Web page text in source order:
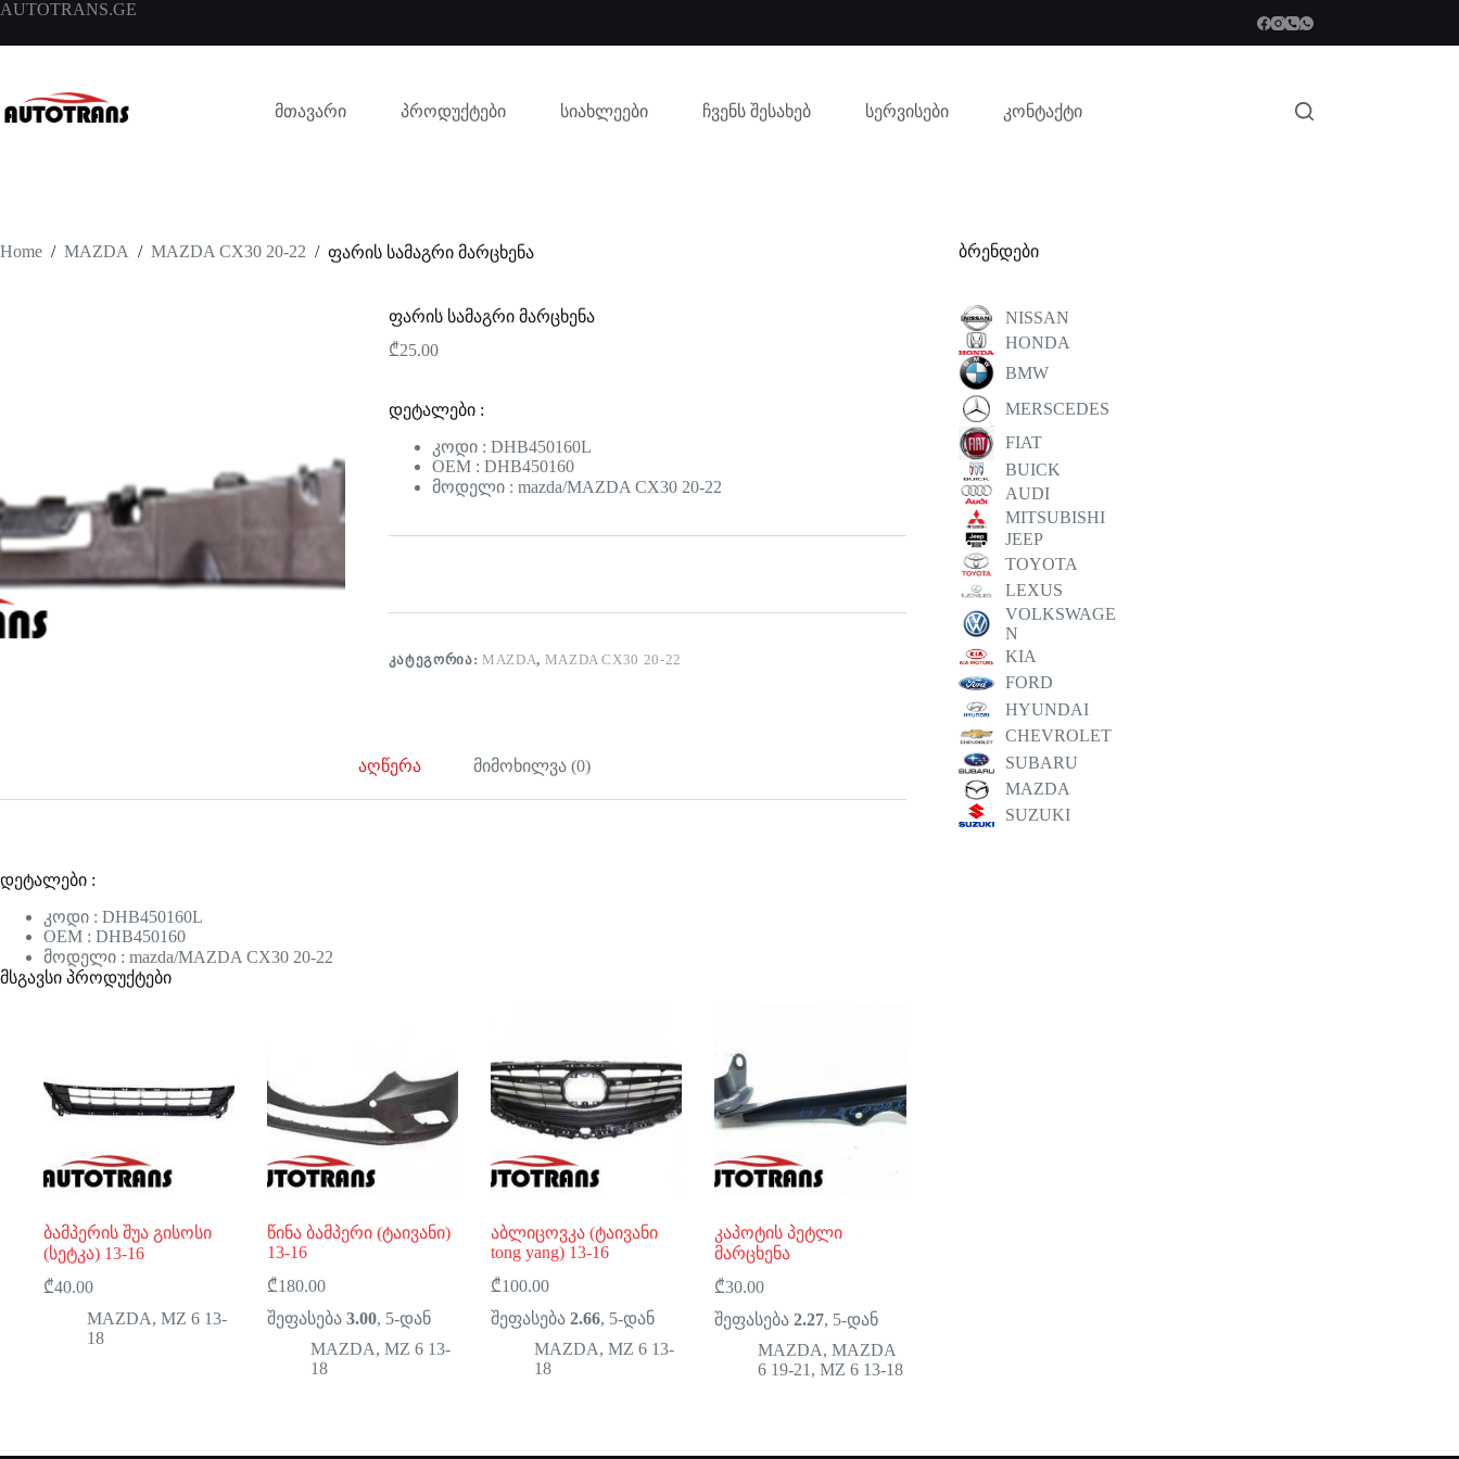
AUTOTRANS.GE
მთავარი პროდუქტები სიახლეები ჩვენს შესახებ სერვისები კონტაქტი
Home / MAZDA / MAZDA CX30 20-22 / ფარის სამაგრი მარცხენა
ფარის სამაგრი მარცხენა
₾25.00
დეტალები :
კოდი : DHB450160L
OEM : DHB450160
მოდელი : mazda/MAZDA CX30 20-22
ᲙᲐᲢᲔᲒᲝᲠᲘᲐ: MAZDA, MAZDA CX30 20-22
აღწერა მიმოხილვა (0)
დეტალები :
კოდი : DHB450160L
OEM : DHB450160
მოდელი : mazda/MAZDA CX30 20-22
მსგავსი პროდუქტები
ბამპერის შუა გისოსი
(სეტკა) 13-16
₾40.00
MAZDA, MZ 6 13-
18
წინა ბამპერი (ტაივანი)
13-16
₾180.00
შეფასება3.00, 5-დან
MAZDA,MZ 6 13-
18
აბლიცოვკა (ტაივანი
tong yang) 13-16
₾100.00
შეფასება2.66, 5-დან
MAZDA,MZ 6 13-
18
კაპოტის პეტლი
მარცხენა
₾30.00
შეფასება2.27, 5-დან
MAZDA,MAZDA
6 19-21 ,MZ 6 13-18
ბრენდები
NISSAN
HONDA
BMW
MERSCEDES
FIAT
BUICK
AUDI
MITSUBISHI
JEEP
TOYOTA
LEXUS
VOLKSWAGE
N
KIA
FORD
HYUNDAI
CHEVROLET
SUBARU
MAZDA
SUZUKI